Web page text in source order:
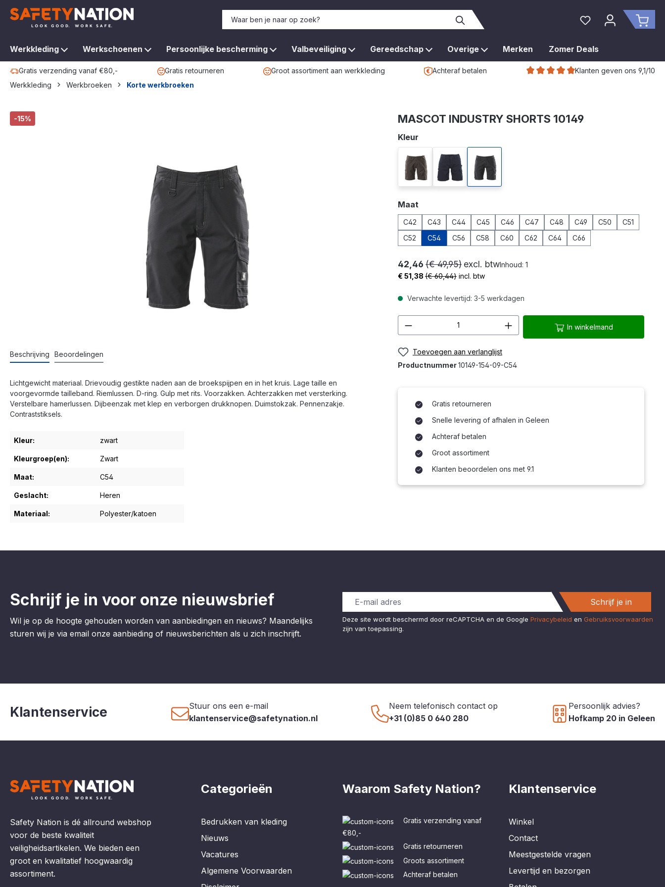
Ga naar de hoofdnavigatie
Je hebt 0 items op
Werkkleding Werkschoenen Persoonlijke bescherming Valbeveiliging Gereedschap Overige Merken Zomer Deals
Gratis verzending vanaf €80,- Gratis retourneren Groot assortiment aan werkkleding Achteraf betalen
Klanten geven ons 9,1/10
Werkkleding
Werkbroeken Korte werkbroeken
Afbeeldingengalerij overslaan
-15%
Beschrijving Beoordelingen
Lichtgewicht materiaal. Drievoudig gestikte naden aan de broekspijpen en in het kruis. Lage taille en
voorgevormde tailleband. Riemlussen. D-ring. Gulp met rits. Voorzakken. Achterzakken met versterking.
Verstelbare hamerlussen. Dijbeenzak met klep en verborgen drukknopen. Duimstokzak. Pennenzakje.
Contraststiksels.
Kleur: zwart
Kleurgroep(en): Zwart
Maat: C54
Geslacht: Heren
Materiaal: Polyester/katoen
MASCOT INDUSTRY SHORTS 10149
Selecteer
Kleur
donkerantracietdonkermarine
zwart
Selecteer
Maat
C42 C43 C44 C45 C46 C47 C48 C49 C50
C51
C52
C54 C56 C58 C60 C62 C64 C66
42,46 (€ 49,95) excl. btwInhoud: 1
€ 51,38 (€ 60,44) incl. btw
Verwachte levertijd: 3-5 werkdagen
Producthoeveelheid: Voer de gewenste
In winkelmand
Toevoegen aan verlanglijst
Productnummer10149-154-09-C54
Gratis retourneren
Snelle levering of afhalen in Geleen
Achteraf betalen
Groot assortiment
Klanten beoordelen ons met 9.1
Schrijf je in voor onze nieuwsbrief
Wil je op de hoogte gehouden worden van aanbiedingen en nieuws? Maandelijks
sturen wij je via email onze aanbieding of nieuwsberichten als u zich inschrijft.
Schrijf je in
Deze site wordt beschermd door reCAPTCHA en de Google Privacybeleid en Gebruiksvoorwaarden
zijn van toepassing.
Klantenservice
Stuur ons een e-mail
klantenservice@safetynation.nl
Neem telefonisch contact op
+31 (0)85 0 640 280
Persoonlijk advies?
Hofkamp 20 in Geleen
Safety Nation is dé allround webshop
voor de beste kwaliteit
veiligheidsartikelen. We bieden een
groot en kwalitatief hoogwaardig
assortiment.
Klantenservice
Winkel
Contact
Meestgestelde vragen
Levertijd en bezorgen
Waarom Safety Nation?
Gratis verzending vanaf
€80,-
Gratis retourneren
Groots assortiment
Achteraf betalen
Categorieën
Bedrukken van kleding
Nieuws
Vacatures
Algemene Voorwaarden